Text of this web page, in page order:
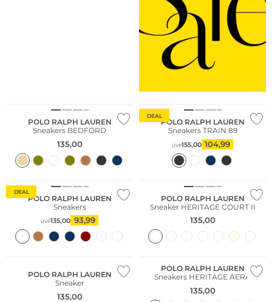
POLO RALPH LAUREN
Sneakers BEDFORD
135,00
DEAL
POLO RALPH LAUREN
Sneakers TRAIN 89
UVP155,00 104,99
DEAL
POLO RALPH LAUREN
Sneakers
UVP135,00 93,99
POLO RALPH LAUREN
Sneaker HERITAGE COURT II
135,00
POLO RALPH LAUREN
Sneaker
135,00
POLO RALPH LAUREN
Sneakers HERITAGE AERA
135,00